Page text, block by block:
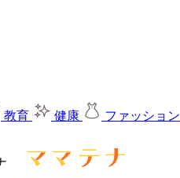
教育 健康 ファッション